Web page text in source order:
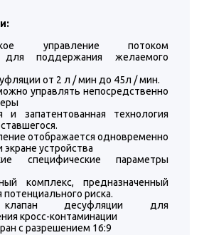
управление потоком
для поддержания желаемого
от 2 л / мин до 45л / мин.
управлять непосредственно
и запатентованная технология
отображается одновременно
устройства
специфические параметры
комплекс, предназначенный
риска.
десуфляции для
кросс-контаминации
с разрешением 16:9